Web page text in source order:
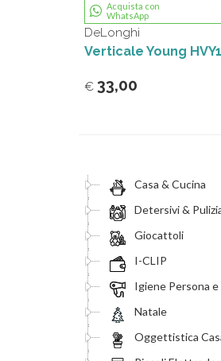
Acquista con
WhatsApp
DeLonghi
€ 33,00
Casa & Cucina
Detersivi &
Giocattoli
I-CLIP
Igiene Persona e
Natale
Oggettistica